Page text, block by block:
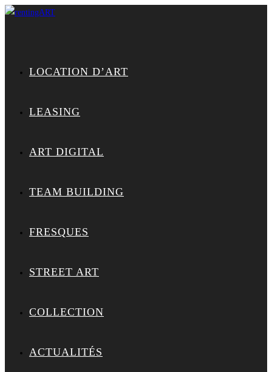
LOCATION D’ART
LEASING
ART DIGITAL
TEAM BUILDING
FRESQUES
STREET ART
COLLECTION
ACTUALITÉS